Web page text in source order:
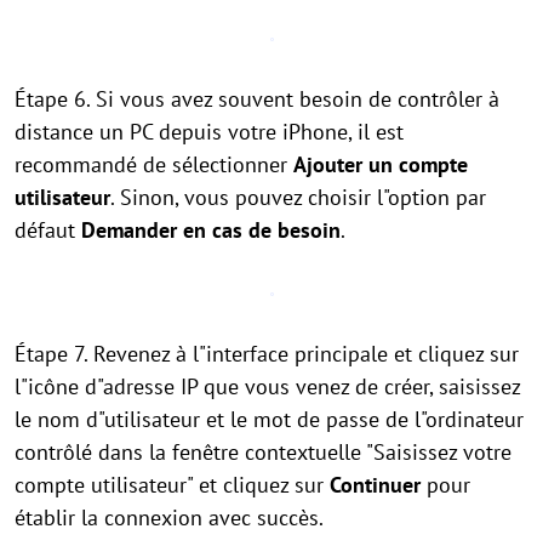
Étape 6. Si vous avez souvent besoin de contrôler à
distance un PC depuis votre iPhone, il est
recommandé de sélectionner Ajouter un compte
utilisateur. Sinon, vous pouvez choisir l"option par
défaut Demander en cas de besoin.
Étape 7. Revenez à l"interface principale et cliquez sur
l"icône d"adresse IP que vous venez de créer, saisissez
le nom d"utilisateur et le mot de passe de l"ordinateur
contrôlé dans la fenêtre contextuelle "Saisissez votre
compte utilisateur" et cliquez sur Continuerpour
établir la connexion avec succès.